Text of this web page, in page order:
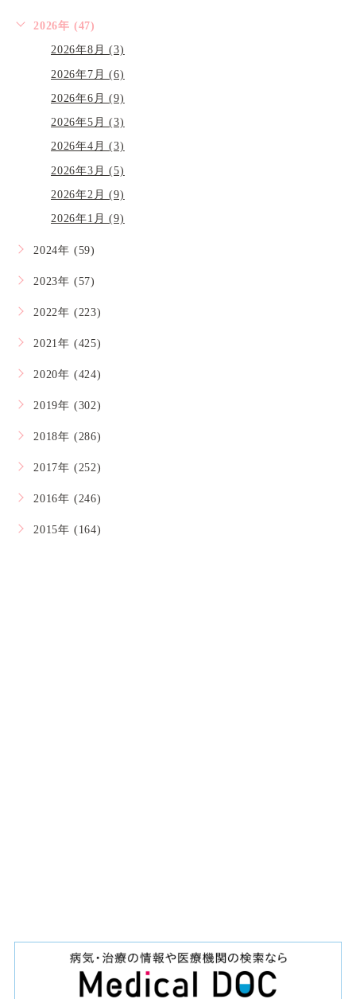
2026年 (47)
2026年8月 (3)
2026年7月 (6)
2026年6月 (9)
2026年5月 (3)
2026年4月 (3)
2026年3月 (5)
2026年2月 (9)
2026年1月 (9)
2024年 (59)
2023年 (57)
2022年 (223)
2021年 (425)
2020年 (424)
2019年 (302)
2018年 (286)
2017年 (252)
2016年 (246)
2015年 (164)